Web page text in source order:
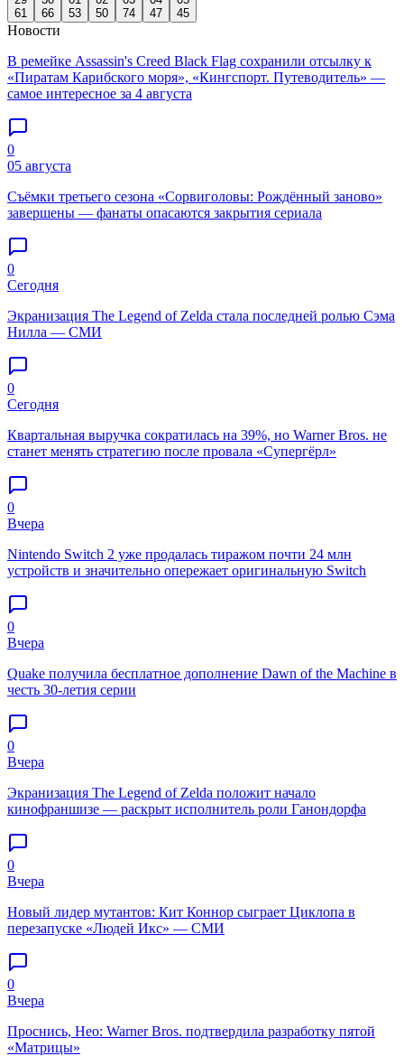
61
66
53
50
74
47
45
Новости
В ремейке Assassin's Creed Black Flag сохранили отсылку к
«Пиратам Карибского моря», «Кингспорт. Путеводитель» —
самое интересное за 4 августа
0
05 августа
Съёмки третьего сезона «Сорвиголовы: Рождённый заново»
завершены — фанаты опасаются закрытия сериала
0
Сегодня
Экранизация The Legend of Zelda стала последней ролью Сэма
Нилла — СМИ
0
Сегодня
Квартальная выручка сократилась на 39%, но Warner Bros. не
станет менять стратегию после провала «Супергёрл»
0
Вчера
Nintendo Switch 2 уже продалась тиражом почти 24 млн
устройств и значительно опережает оригинальную Switch
0
Вчера
Quake получила бесплатное дополнение Dawn of the Machine в
честь 30-летия серии
0
Вчера
Экранизация The Legend of Zelda положит начало
кинофраншизе — раскрыт исполнитель роли Ганондорфа
0
Вчера
Новый лидер мутантов: Кит Коннор сыграет Циклопа в
перезапуске «Людей Икс» — СМИ
0
Вчера
Проснись, Нео: Warner Bros. подтвердила разработку пятой
«Матрицы»